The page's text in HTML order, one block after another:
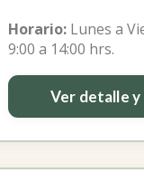
Horario:Lunes a
9:00 a 14:00 hrs.
Ver detalle y